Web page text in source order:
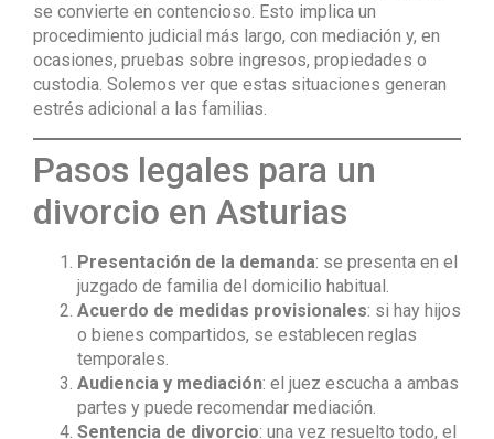
se convierte en contencioso. Esto implica un
procedimiento judicial más largo, con mediación y, en
ocasiones, pruebas sobre ingresos, propiedades o
custodia. Solemos ver que estas situaciones generan
estrés adicional a las familias.
Pasos legales para un
divorcio en Asturias
Presentación de la demanda: se presenta en el
juzgado de familia del domicilio habitual.
Acuerdo de medidas provisionales: si hay hijos
o bienes compartidos, se establecen reglas
temporales.
Audiencia y mediación: el juez escucha a ambas
partes y puede recomendar mediación.
Sentencia de divorcio: una vez resuelto todo, el